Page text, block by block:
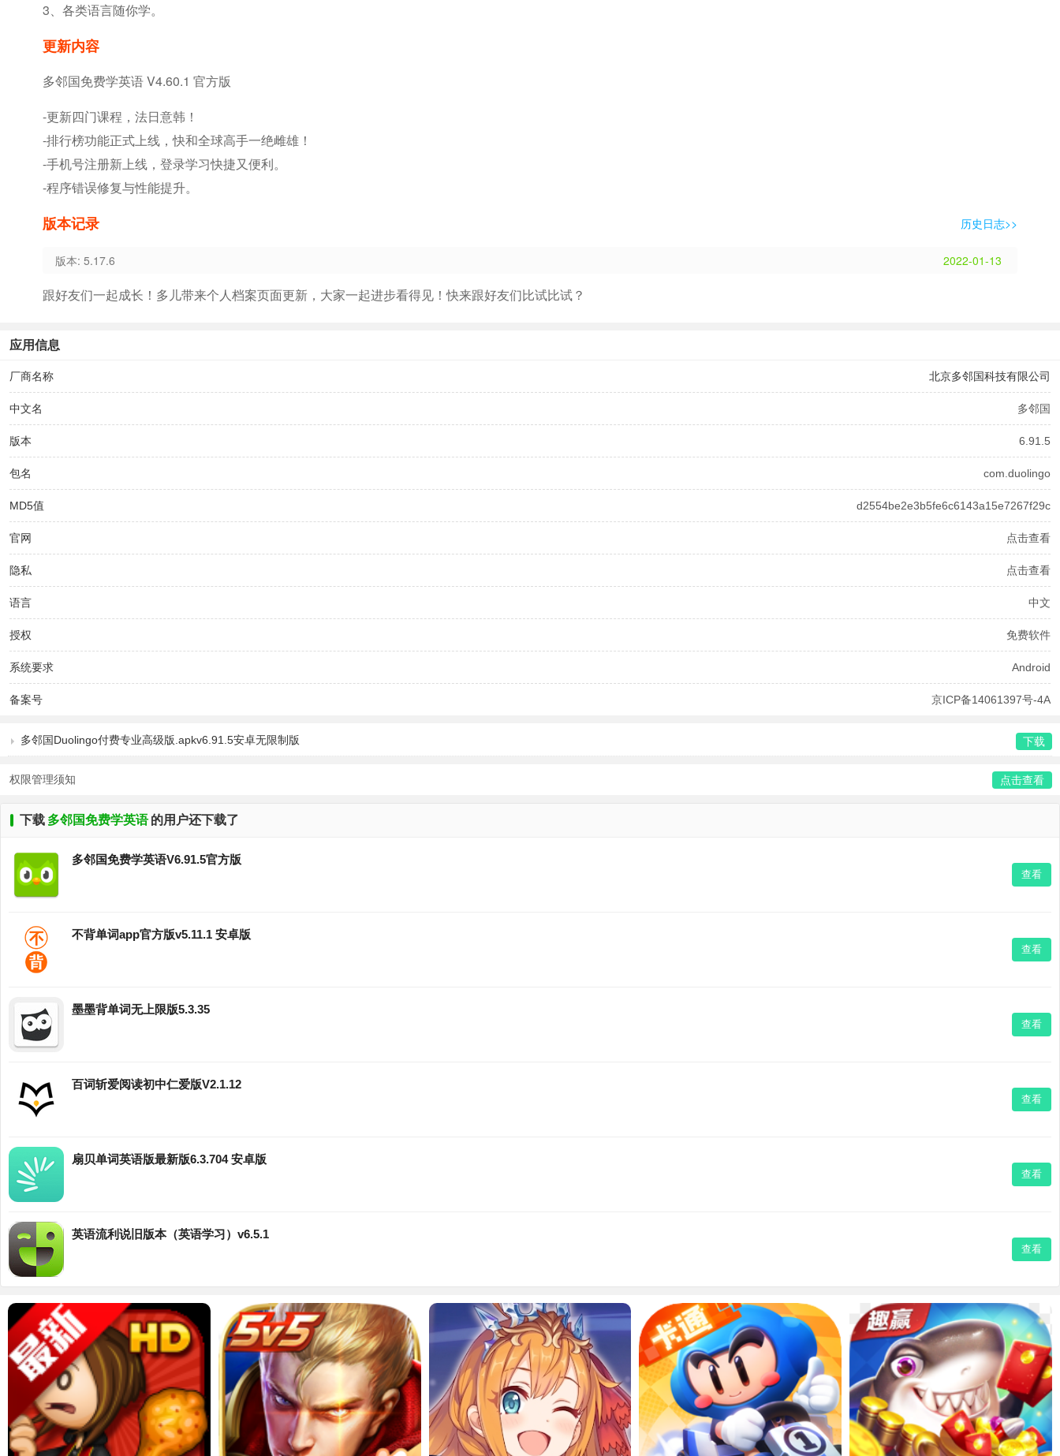
3、各类语言随你学。
更新内容
多邻国免费学英语 V4.60.1 官方版
-更新四门课程，法日意韩！
-排行榜功能正式上线，快和全球高手一绝雌雄！
-手机号注册新上线，登录学习快捷又便利。
-程序错误修复与性能提升。
版本记录 历史日志>>
2022-01-13
版本: 5.17.6
跟好友们一起成长！多儿带来个人档案页面更新，大家一起进步看得见！快来跟好友们比试比试？
应用信息
厂商名称 北京多邻国科技有限公司
中文名 多邻国
版本 6.91.5
包名 com.duolingo
MD5值 d2554be2e3b5fe6c6143a15e7267f29c
官网 点击查看
隐私 点击查看
语言 中文
授权 免费软件
系统要求 Android
备案号 京ICP备14061397号-4A
多邻国Duolingo付费专业高级版.apkv6.91.5安卓无限制版 下载
权限管理须知 点击查看
下载 多邻国免费学英语 的用户还下载了
多邻国免费学英语V6.91.5官方版
查看
不背单词app官方版v5.11.1 安卓版
查看
墨墨背单词无上限版5.3.35
查看
百词斩爱阅读初中仁爱版V2.1.12
查看
扇贝单词英语版最新版6.3.704 安卓版
查看
英语流利说旧版本（英语学习）v6.5.1
查看